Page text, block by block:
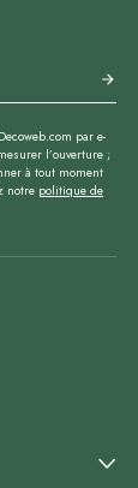
par e-
l’ouverture ;
à tout moment
notre politique de